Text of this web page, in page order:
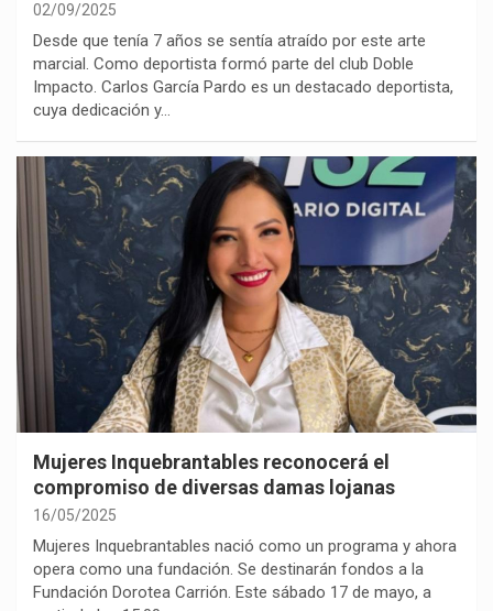
02/09/2025
Desde que tenía 7 años se sentía atraído por este arte
marcial. Como deportista formó parte del club Doble
Impacto. Carlos García Pardo es un destacado deportista,
cuya dedicación y…
Mujeres Inquebrantables reconocerá el
compromiso de diversas damas lojanas
16/05/2025
Mujeres Inquebrantables nació como un programa y ahora
opera como una fundación. Se destinarán fondos a la
Fundación Dorotea Carrión. Este sábado 17 de mayo, a